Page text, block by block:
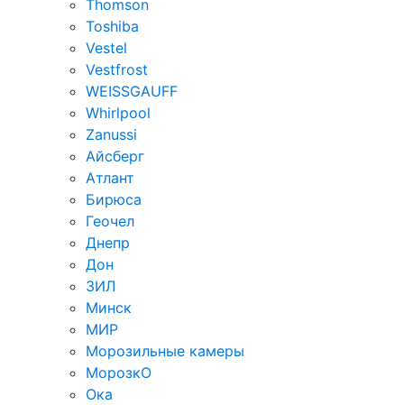
Thomson
Toshiba
Vestel
Vestfrost
WEISSGAUFF
Whirlpool
Zanussi
Айсберг
Атлант
Бирюса
Геочел
Днепр
Дон
ЗИЛ
Минск
МИР
Морозильные камеры
МорозкО
Ока